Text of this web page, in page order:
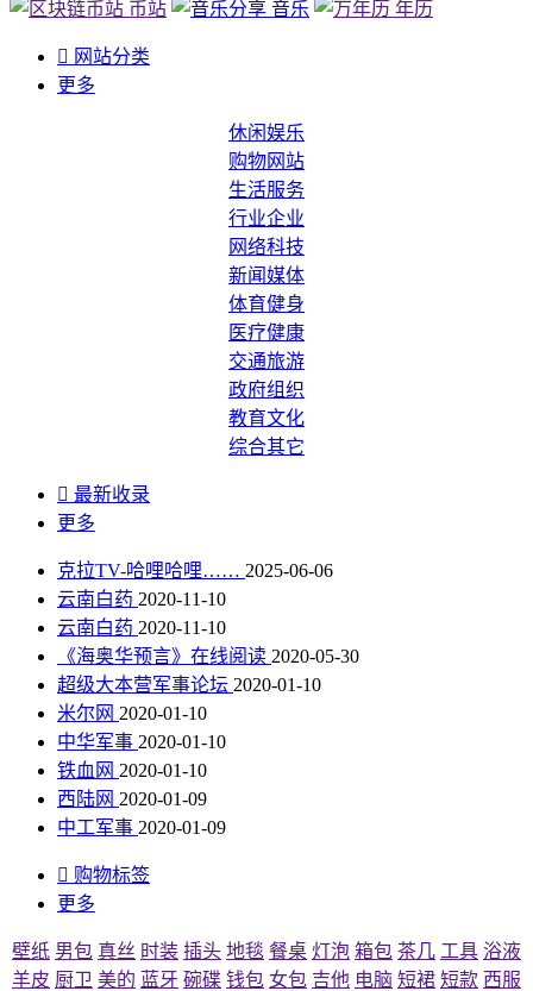
币站
音乐 年历
 网站分类
更多
休闲娱乐
购物网站
生活服务
行业企业
网络科技
新闻媒体
体育健身
医疗健康
交通旅游
政府组织
教育文化
综合其它
 最新收录
更多
克拉TV-哈哩哈哩…… 2025-06-06
云南白药 2020-11-10
云南白药 2020-11-10
《海奥华预言》在线阅读 2020-05-30
超级大本营军事论坛 2020-01-10
米尔网 2020-01-10
中华军事 2020-01-10
铁血网 2020-01-10
西陆网 2020-01-09
中工军事 2020-01-09
 购物标签
更多
壁纸 男包 真丝 时装 插头 地毯 餐桌 灯泡 箱包 茶几 工具 浴液
羊皮 厨卫 美的 蓝牙 碗碟 钱包 女包 吉他 电脑 短裙 短款 西服